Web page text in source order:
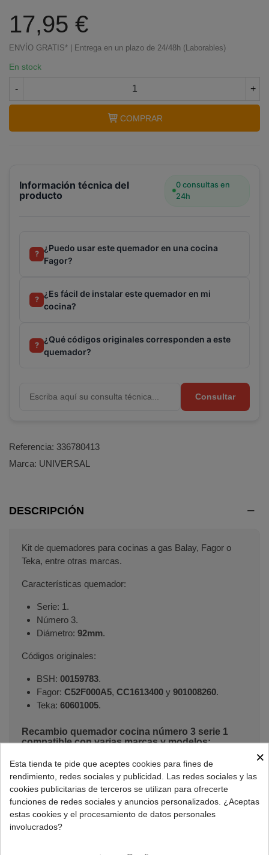
17,95 €
ENVÍO GRATIS* | Entrega en un plazo de 24/48h (Laborables)
En stock
- +
COMPRAR
Información técnica del
producto
0 consultas en
24h
?
¿Puedo usar este quemador en una cocina
Fagor?
?
¿Es fácil de instalar este quemador en mi
cocina?
?
¿Qué códigos originales corresponden a este
quemador?
Consultar
Referencia: 336780413
Marca: UNIVERSAL
DESCRIPCIÓN
Kit de quemadores para cocinas a gas Balay, Fagor o
Teka, entre otras marcas.
Características quemador:
Serie: 1.
Número 3.
Diámetro: 92mm.
Códigos originales:
BSH: 00159783.
Fagor: C52F000A5, CC1613400 y 901008260.
Teka: 60601005.
Recambio quemador cocina número 3 serie 1
compatible con varias marcas y modelos:
Cocinas ASPES
EA9311, EA9312, EA9402, EA940I, EPA40GB,
EPA40GG, EPA40GI, EPA40GLI, EPA40GM.
Cocinas BALAY
Terminal de consulta○ Motor activo -
Quemador cocina Serie 1 Nº3 BALAY FAGOR
×
Esta tienda te pide que aceptes cookies para fines de
rendimiento, redes sociales y publicidad. Las redes sociales y las
cookies publicitarias de terceros se utilizan para ofrecerte
funciones de redes sociales y anuncios personalizados. ¿Aceptas
estas cookies y el procesamiento de datos personales
involucrados?